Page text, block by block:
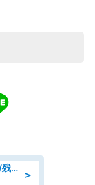
＞
大手企業での保健師の正職員のお仕事/残業なし/要資格:保健師